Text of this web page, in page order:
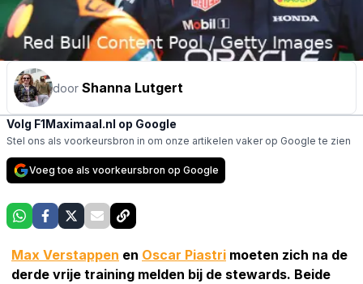
door Shanna Lutgert
Volg F1Maximaal.nl op Google
Stel ons als voorkeursbron in om onze artikelen vaker op Google te zien
Voeg toe als voorkeursbron op Google
Max Verstappen en Oscar Piastri moeten zich na de
derde vrije training melden bij de stewards. Beide